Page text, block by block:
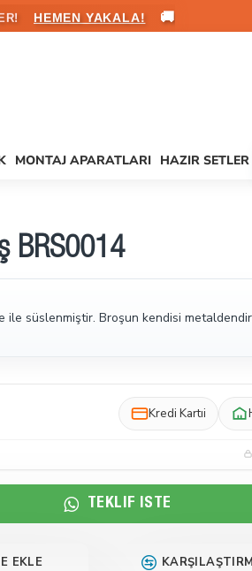
HEMEN YAKALA! 🚚
MONTAJ APARATLARI HAZIR SETLER
BRS0014
ile süslenmiştir. Broşun kendisi
Kredi Kartıi
TEKLIF İSTE
EKLE